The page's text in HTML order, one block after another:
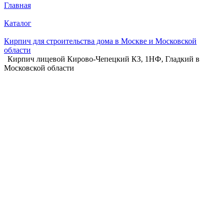
Главная
Каталог
Кирпич для строительства дома в Москве и Московской
области
Кирпич лицевой Кирово-Чепецкий КЗ, 1НФ, Гладкий в
Московской области